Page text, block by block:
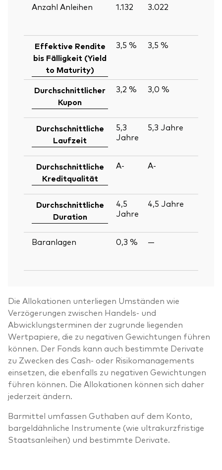
Anzahl Anleihen
1.132 3.022
Effektive Rendite
bis Fälligkeit (Yield
to Maturity)
3,5 % 3,5 %
Durchschnittlicher
Kupon
3,2 % 3,0 %
Durchschnittliche
Laufzeit
5,3
Jahre
5,3 Jahre
Durchschnittliche
Kreditqualität
A- A-
Durchschnittliche
Duration
4,5
Jahre
4,5 Jahre
Baranlagen
0,3 % —
Die Allokationen unterliegen Umständen wie
Verzögerungen zwischen Handels- und
Abwicklungsterminen der zugrunde liegenden
Wertpapiere, die zu negativen Gewichtungen führen
können. Der Fonds kann auch bestimmte Derivate
zu Zwecken des Cash- oder Risikomanagements
einsetzen, die ebenfalls zu negativen Gewichtungen
führen können. Die Allokationen können sich daher
jederzeit ändern.
Barmittel umfassen Guthaben auf dem Konto,
bargeldähnliche Instrumente (wie ultrakurzfristige
Staatsanleihen) und bestimmte Derivate.